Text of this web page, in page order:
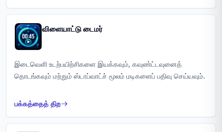
விளையாட்டு டைமர்
இடைவெளி உடற்பயிற்சிகளை இயக்கவும், கவுண்ட்டவுனைத்
தொடங்கவும் மற்றும் ஸ்டாப்வாட்ச் மூலம் மடிகளைப் பதிவு செய்யவும்.
பக்கத்தைத் திற